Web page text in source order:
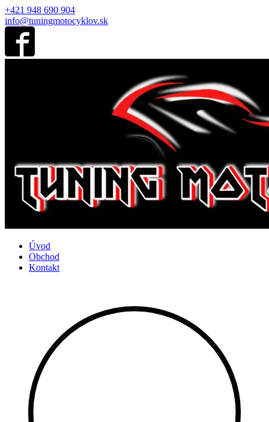
+421 948 690 904
info@tuningmotocyklov.sk
Úvod
Obchod
Kontakt